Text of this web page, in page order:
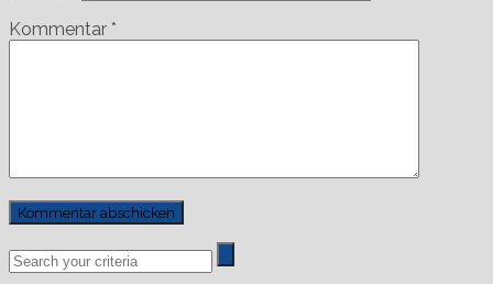
Kommentar *
Previous
Post
Next
Post